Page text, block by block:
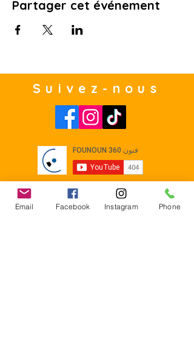
Partager cet événement
Suivez-nous
Email Facebook Instagram Phone